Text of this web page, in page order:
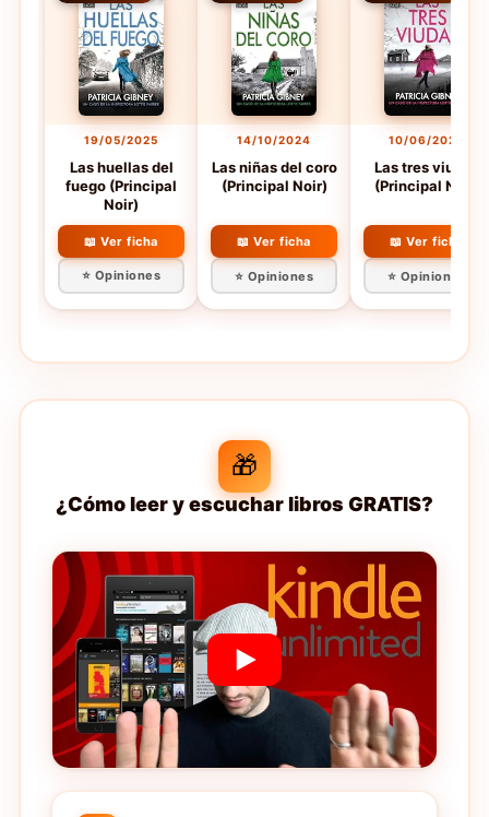
19/05/2025
Las huellas del
fuego (Principal
Noir)
📖 Ver ficha
⭐ Opiniones
14/10/2024
Las niñas del coro
(Principal Noir)
📖 Ver ficha
⭐ Opiniones
10/06/2024
Las tres viudas
(Principal Noir)
📖 Ver ficha
⭐ Opiniones
🎁
¿Cómo leer y escuchar libros GRATIS?